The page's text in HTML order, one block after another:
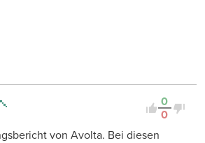
0
0
von Avolta. Bei diesen